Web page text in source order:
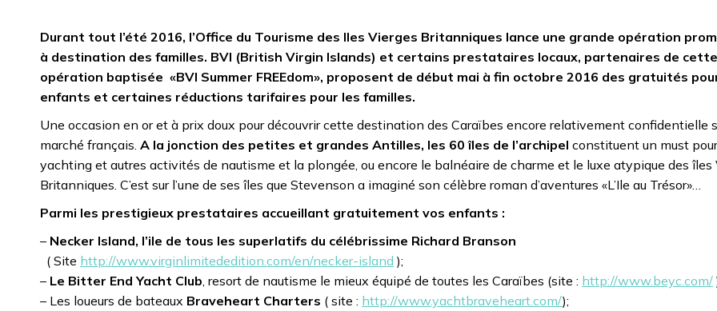
Durant tout l’été 2016, l’Office du Tourisme des Iles Vierges Britanniques lance une grande opération
à destination des familles. BVI (British Virgin Islands) et certains prestataires locaux, partenaires de cette
opération baptisée «BVI Summer FREEdom», proposent de début mai à fin octobre 2016 des gratuités
enfants et certaines réductions tarifaires pour les familles.
Une occasion en or et à prix doux pour découvrir cette destination des Caraïbes encore relativement confidentielle
marché français. A la jonction des petites et grandes Antilles, les 60 îles de l’archipel constituent un must
yachting et autres activités de nautisme et la plongée, ou encore le balnéaire de charme et le luxe atypique des îles
Britanniques. C’est sur l’une de ses îles que Stevenson a imaginé son célèbre roman d’aventures «L’Ile au Trésor»…
Parmi les prestigieux prestataires accueillant gratuitement vos enfants :
– Necker Island, l’ile de tous les superlatifs du célébrissime Richard Branson
( Site http://www.virginlimitededition.com/en/necker-island );
– Le Bitter End Yacht Club , resort de nautisme le mieux équipé de toutes les Caraïbes (site : http://www.beyc.com/
– Les loueurs de bateaux Braveheart Charters ( site : http://www.yachtbraveheart.com/);